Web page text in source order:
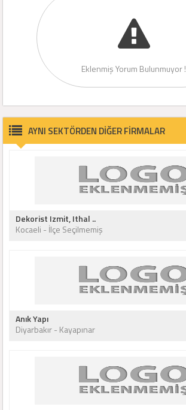
Eklenmiş Yorum Bulunmuyor !
AYNI SEKTÖRDEN DİĞER FİRMALAR
Dekorist Izmit, Ithal ..
Kocaeli - İlçe Seçilmemiş
Anık Yapı
Diyarbakır - Kayapınar